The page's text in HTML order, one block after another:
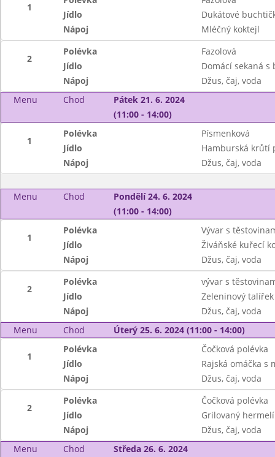
1
Jídlo
Dukátové
Nápoj
Mléčný koktejl
2
Polévka
Fazolová
Jídlo
Domácí sekaná
Nápoj
Džus, čaj, voda
Menu
Chod
Pátek 21. 6. 2024
(11:00 - 14:00)
1
Polévka
Písmenková
Jídlo
Hamburská krůtí
Nápoj
Džus, čaj, voda
Menu Chod
Pondělí 24. 6. 2024
(11:00 - 14:00)
1
Polévka
Vývar s
Jídlo
Živáňské kuřecí
Nápoj
Džus, čaj, voda
2
Polévka
vývar s
Jídlo
Zeleninový
Nápoj
Džus, čaj, voda
Menu
Chod Úterý 25. 6. 2024 (11:00 - 14:00)
1
Polévka
Čočková polévka
Jídlo
Rajská omáčka s
Nápoj
Džus, čaj, voda
2
Polévka
Čočková polévka
Jídlo
Grilovaný
Nápoj
Džus, čaj, voda
Menu
Chod
Středa 26. 6. 2024